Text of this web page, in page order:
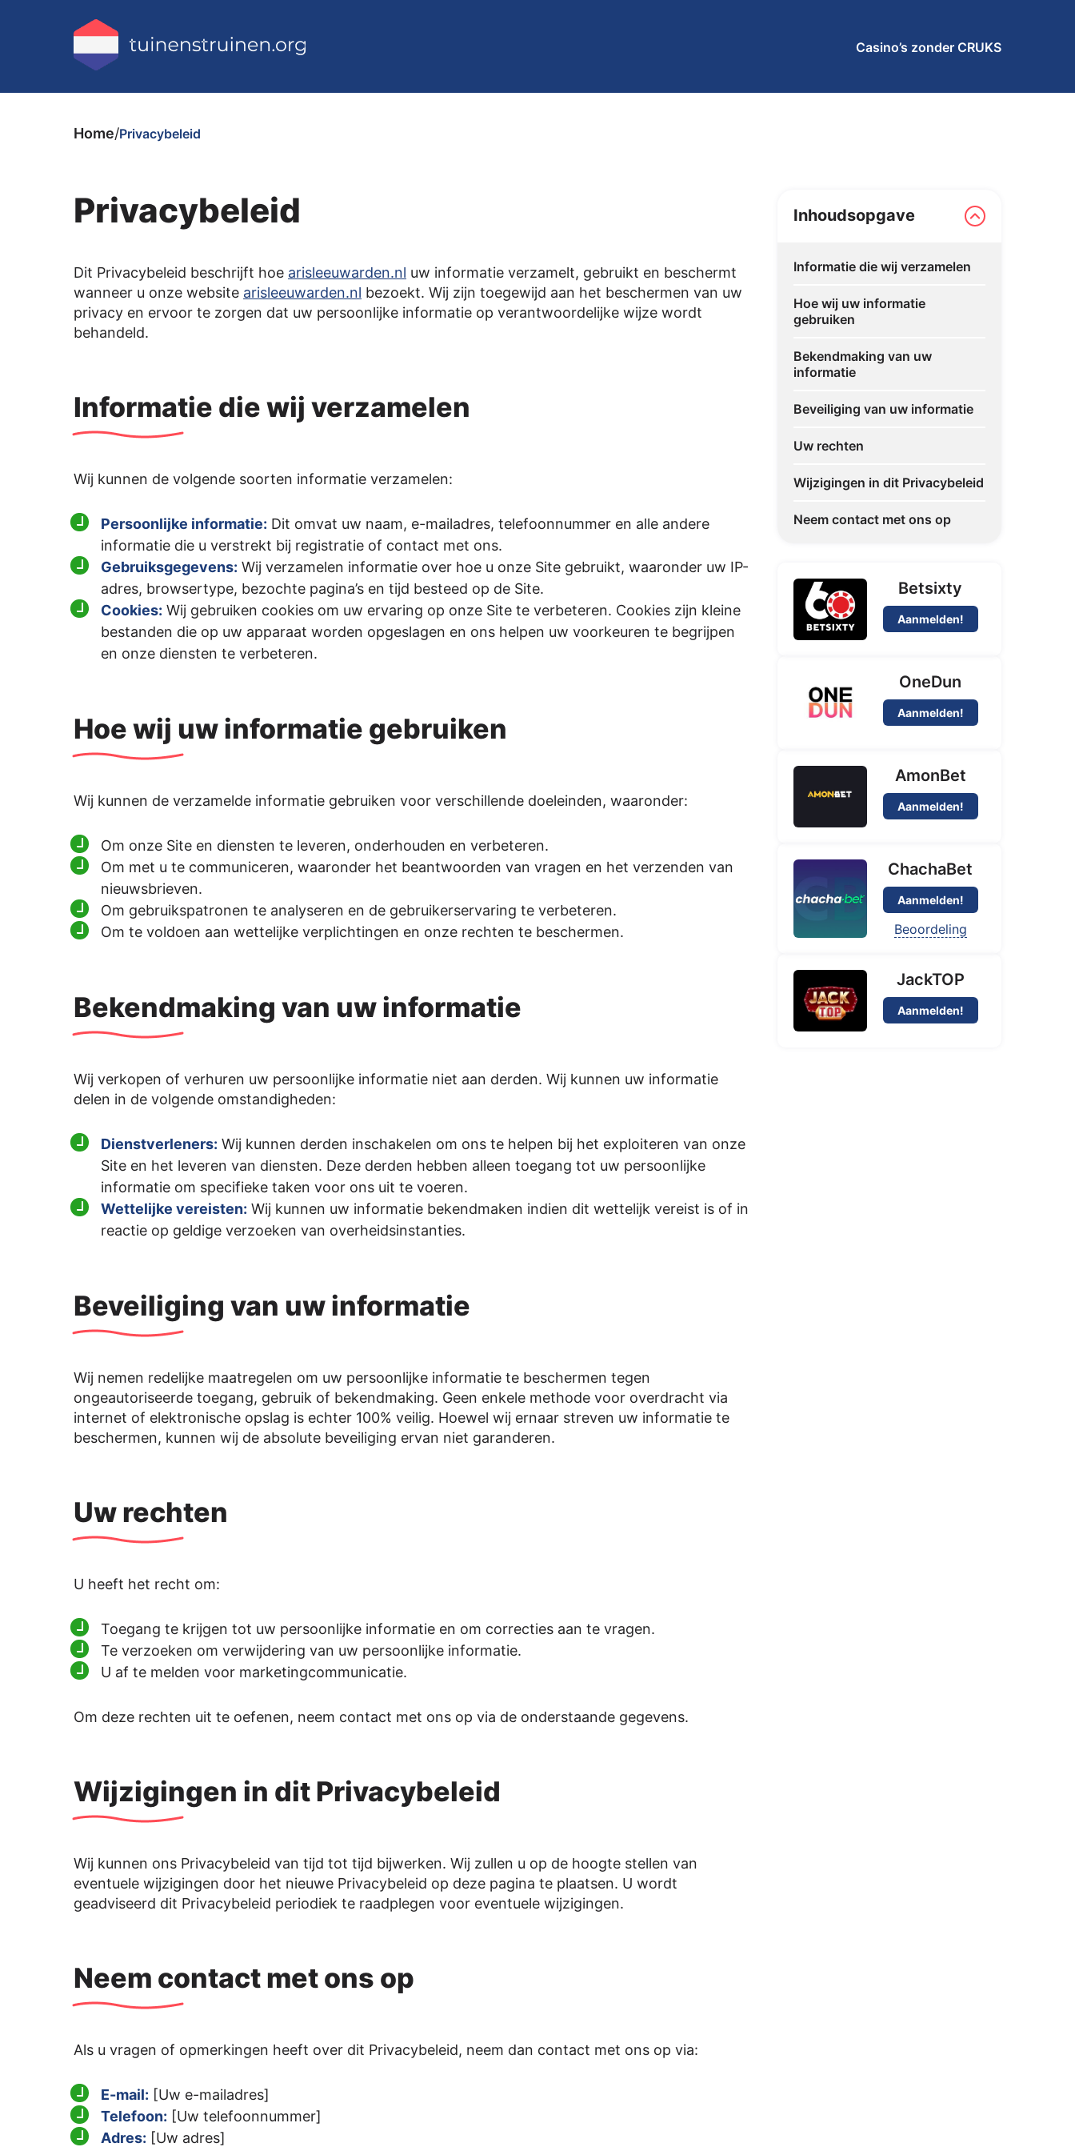
Casino’s zonder CRUKS
Home/Privacybeleid
Privacybeleid
Dit Privacybeleid beschrijft hoe arisleeuwarden.nl uw informatie verzamelt, gebruikt en beschermt
wanneer u onze website arisleeuwarden.nl bezoekt. Wij zijn toegewijd aan het beschermen van uw
privacy en ervoor te zorgen dat uw persoonlijke informatie op verantwoordelijke wijze wordt
behandeld.
Informatie die wij verzamelen
Wij kunnen de volgende soorten informatie verzamelen:
Persoonlijke informatie: Dit omvat uw naam, e-mailadres, telefoonnummer en alle andere
informatie die u verstrekt bij registratie of contact met ons.
Gebruiksgegevens: Wij verzamelen informatie over hoe u onze Site gebruikt, waaronder uw IP-
adres, browsertype, bezochte pagina’s en tijd besteed op de Site.
Cookies: Wij gebruiken cookies om uw ervaring op onze Site te verbeteren. Cookies zijn kleine
bestanden die op uw apparaat worden opgeslagen en ons helpen uw voorkeuren te begrijpen
en onze diensten te verbeteren.
Hoe wij uw informatie gebruiken
Wij kunnen de verzamelde informatie gebruiken voor verschillende doeleinden, waaronder:
Om onze Site en diensten te leveren, onderhouden en verbeteren.
Om met u te communiceren, waaronder het beantwoorden van vragen en het verzenden van
nieuwsbrieven.
Om gebruikspatronen te analyseren en de gebruikerservaring te verbeteren.
Om te voldoen aan wettelijke verplichtingen en onze rechten te beschermen.
Bekendmaking van uw informatie
Wij verkopen of verhuren uw persoonlijke informatie niet aan derden. Wij kunnen uw informatie
delen in de volgende omstandigheden:
Dienstverleners: Wij kunnen derden inschakelen om ons te helpen bij het exploiteren van onze
Site en het leveren van diensten. Deze derden hebben alleen toegang tot uw persoonlijke
informatie om specifieke taken voor ons uit te voeren.
Wettelijke vereisten: Wij kunnen uw informatie bekendmaken indien dit wettelijk vereist is of in
reactie op geldige verzoeken van overheidsinstanties.
Beveiliging van uw informatie
Wij nemen redelijke maatregelen om uw persoonlijke informatie te beschermen tegen
ongeautoriseerde toegang, gebruik of bekendmaking. Geen enkele methode voor overdracht via
internet of elektronische opslag is echter 100% veilig. Hoewel wij ernaar streven uw informatie te
beschermen, kunnen wij de absolute beveiliging ervan niet garanderen.
Uw rechten
U heeft het recht om:
Toegang te krijgen tot uw persoonlijke informatie en om correcties aan te vragen.
Te verzoeken om verwijdering van uw persoonlijke informatie.
U af te melden voor marketingcommunicatie.
Om deze rechten uit te oefenen, neem contact met ons op via de onderstaande gegevens.
Wijzigingen in dit Privacybeleid
Wij kunnen ons Privacybeleid van tijd tot tijd bijwerken. Wij zullen u op de hoogte stellen van
eventuele wijzigingen door het nieuwe Privacybeleid op deze pagina te plaatsen. U wordt
geadviseerd dit Privacybeleid periodiek te raadplegen voor eventuele wijzigingen.
Neem contact met ons op
Als u vragen of opmerkingen heeft over dit Privacybeleid, neem dan contact met ons op via:
E-mail: [Uw e-mailadres]
Telefoon: [Uw telefoonnummer]
Adres: [Uw adres]
Inhoudsopgave
Informatie die wij verzamelen
Hoe wij uw informatie
gebruiken
Bekendmaking van uw
informatie
Beveiliging van uw informatie
Uw rechten
Wijzigingen in dit Privacybeleid
Neem contact met ons op
Betsixty
Aanmelden!
OneDun
Aanmelden!
AmonBet
Aanmelden!
ChachaBet
Aanmelden!
Beoordeling
JackTOP
Aanmelden!